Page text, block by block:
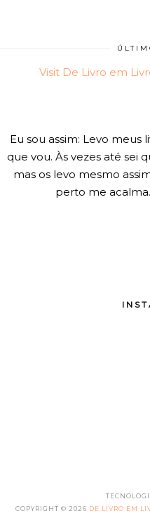
Visit De Livro em
Eu sou assim: Levo meus
que vou. Às vezes até sei
mas os levo mesmo
perto me
COPYRIGHT © 2026 DE LIVRO EM